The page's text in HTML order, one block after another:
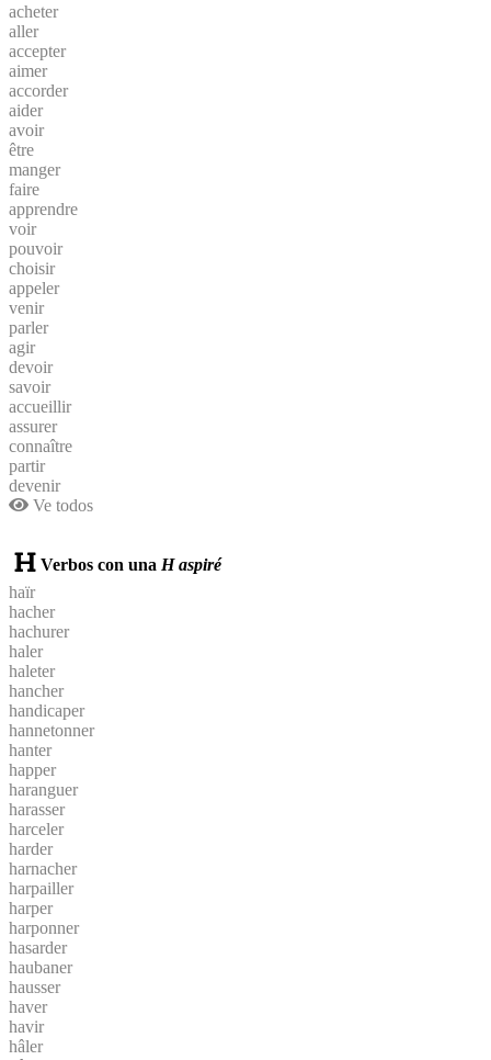
acheter
aller
accepter
aimer
accorder
aider
avoir
être
manger
faire
apprendre
voir
pouvoir
choisir
appeler
venir
parler
agir
devoir
savoir
accueillir
assurer
connaître
partir
devenir
Ve todos
Verbos con una H aspiré
haïr
hacher
hachurer
haler
haleter
hancher
handicaper
hannetonner
hanter
happer
haranguer
harasser
harceler
harder
harnacher
harpailler
harper
harponner
hasarder
haubaner
hausser
haver
havir
hâler